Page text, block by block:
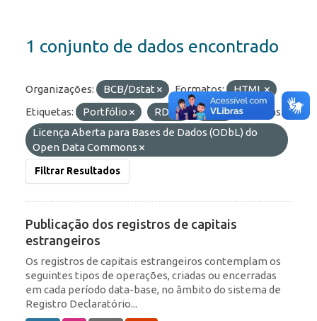
1 conjunto de dados encontrado
Organizações: BCB/Dstat Formatos:
HTML
Etiquetas:
Portfólio RDE IED
Licenças:
Licença Aberta para Bases de Dados (ODbL) do
Open Data Commons
Filtrar Resultados
Publicação dos registros de capitais
estrangeiros
Os registros de capitais estrangeiros contemplam os
seguintes tipos de operações, criadas ou encerradas
em cada período data-base, no âmbito do sistema de
Registro Declaratório...